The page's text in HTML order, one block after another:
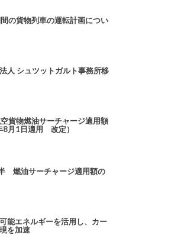
の貨物列車の運転計画につい
人 シュツットガルト事務所移
貨物燃油サーチャージ適用額
8月1日適用 改定）
燃油サーチャージ適用額の
能エネルギーを活用し、カー
を加速